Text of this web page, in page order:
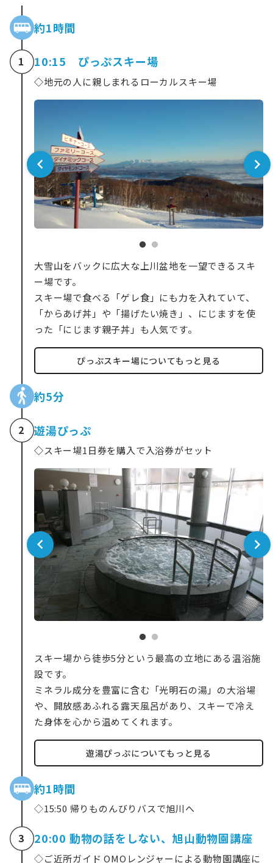
約1時間
1 10:15 ぴっぷスキー場
◇地元の人に親しまれるローカルスキー場
大雪山をバックに広大な上川盆地を一望できるスキ
ー場です。
スキー場で食べる「ゲレ食」にも力を入れていて、
「からあげ丼」や「揚げたい焼き」、にじますを使
った「にじます親子丼」も人気です。
ぴっぷスキー場についてもっと見る
約5分
2 遊湯ぴっぷ
◇スキー場1日券を購入で入浴券がセット
スキー場から徒歩5分という最高の立地にある温浴施
設です。
ミネラル成分を豊富に含む「光明石の湯」の大浴場
や、開放感あふれる露天風呂があり、スキーで冷え
た身体を心から温めてくれます。
遊湯ぴっぷについてもっと見る
約1時間
◇15:50 帰りものんびりバスで旭川へ
3 20:00 動物の話をしない、旭山動物園講座
◇ご近所ガイド OMOレンジャーによる動物園講座に